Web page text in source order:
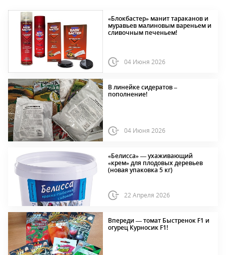
«Блокбастер» манит тараканов и
муравьев малиновым вареньем и
сливочным печеньем!
04 Июня 2026
В линейке сидератов –
пополнение!
04 Июня 2026
«Белисса» — ухаживающий
«крем» для плодовых деревьев
(новая упаковка 5 кг)
22 Апреля 2026
Впереди — томат Быстренок F1 и
огурец Курносик F1!